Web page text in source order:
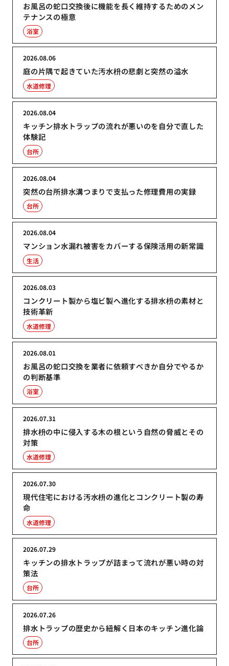
お風呂の蛇口交換後に機能を長く維持するためのメン
テナンスの極意
浴室
庭の片隅で起きていた汚水枡の悲劇と突然の溢水
2026.08.06
水道修理
キッチン排水トラップの流れが悪いのを自分で直した
体験記
2026.08.04
台所
突然の台所排水溝つまりで支払った修理費用の実録
2026.08.04
台所
マンション水漏れ被害をカバーする保険活用の新常識
2026.08.04
生活
コンクリート製から塩ビ製へ進化する排水枡の素材と
技術革新
2026.08.03
水道修理
お風呂の蛇口交換を業者に依頼すべきか自分でやるか
の判断基準
2026.08.01
浴室
排水枡の中に侵入する木の根という自然の脅威とその
対策
2026.07.31
水道修理
現代住宅における汚水枡の進化とコンクリート製の寿
命
2026.07.30
水道修理
キッチンの排水トラップが詰まって流れが悪い時の対
策法
2026.07.29
台所
排水トラップの歴史から紐解く日本のキッチン進化論
2026.07.26
台所